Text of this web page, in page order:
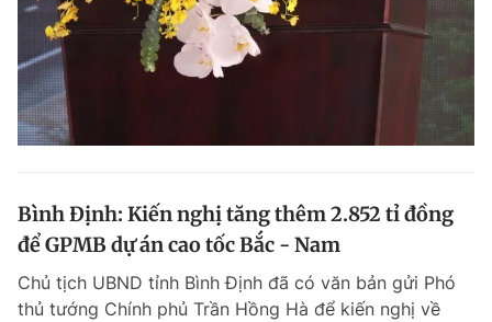
Bình Định: Kiến nghị tăng thêm 2.852 tỉ đồng
để GPMB dự án cao tốc Bắc - Nam
Chủ tịch UBND tỉnh Bình Định đã có văn bản gửi Phó
thủ tướng Chính phủ Trần Hồng Hà để kiến nghị về